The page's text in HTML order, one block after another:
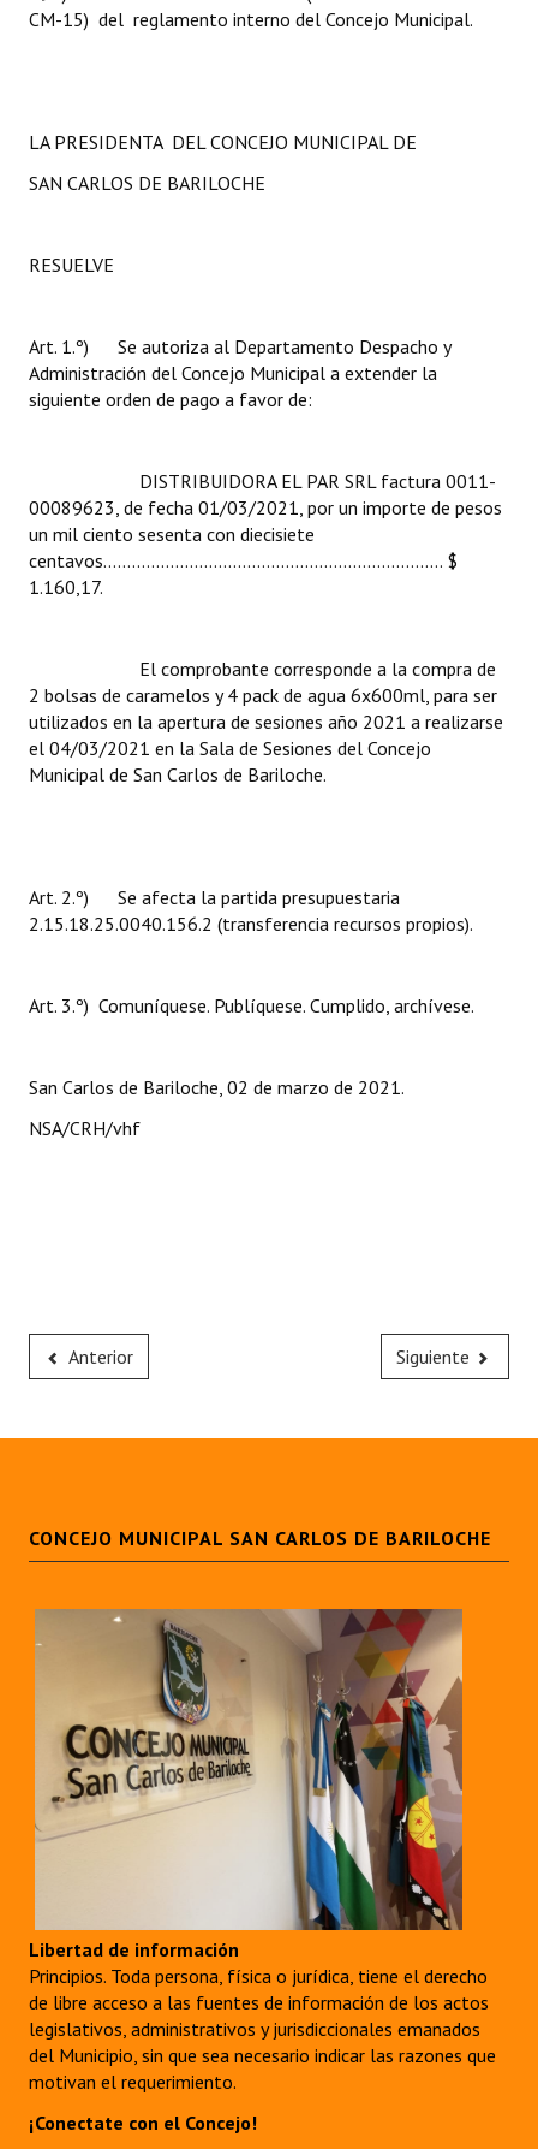
INSTITUCIONAL
Premio al Mérito - Registro
Mujeres que Dejaron Huellas - Registro
Periodistas Decanos - Registro
Banca del Vecino - Registro
Huéspedes de Honor - Registro
Bariloche, Municipio intercultural
Entrega de distinciones
CM-15) del reglamento interno del Concejo Municipal.
LA PRESIDENTA DEL CONCEJO MUNICIPAL DE
SAN CARLOS DE BARILOCHE
RESUELVE
Art. 1.º) Se autoriza al Departamento Despacho y
Administración del Concejo Municipal a extender la
siguiente orden de pago a favor de:
DISTRIBUIDORA EL PAR SRL factura 0011-
00089623, de fecha 01/03/2021, por un importe de pesos
un mil ciento sesenta con diecisiete
centavos....................................................................... $
1.160,17.
El comprobante corresponde a la compra de
2 bolsas de caramelos y 4 pack de agua 6x600ml, para ser
utilizados en la apertura de sesiones año 2021 a realizarse
el 04/03/2021 en la Sala de Sesiones del Concejo
Municipal de San Carlos de Bariloche.
Art. 2.º) Se afecta la partida presupuestaria
2.15.18.25.0040.156.2 (transferencia recursos propios).
Art. 3.º) Comuníquese. Publíquese. Cumplido, archívese.
San Carlos de Bariloche, 02 de marzo de 2021.
NSA/CRH/vhf
Anterior Siguiente
CONCEJO MUNICIPAL SAN CARLOS DE BARILOCHE
Libertad de información
Principios. Toda persona, física o jurídica, tiene el derecho
de libre acceso a las fuentes de información de los actos
legislativos, administrativos y jurisdiccionales emanados
del Municipio, sin que sea necesario indicar las razones que
motivan el requerimiento.
¡Conectate con el Concejo!